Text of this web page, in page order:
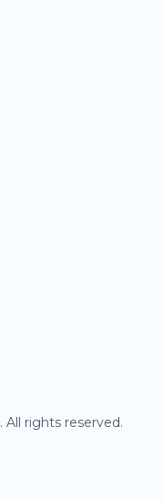
All rights reserved.